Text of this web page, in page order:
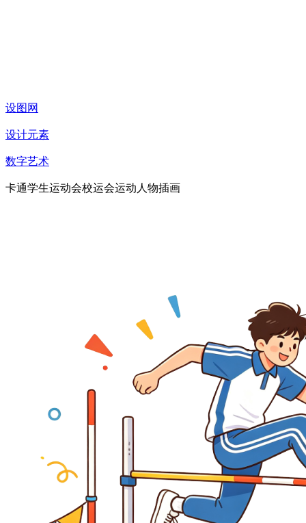
设图网
设计元素
数字艺术
卡通学生运动会校运会运动人物插画